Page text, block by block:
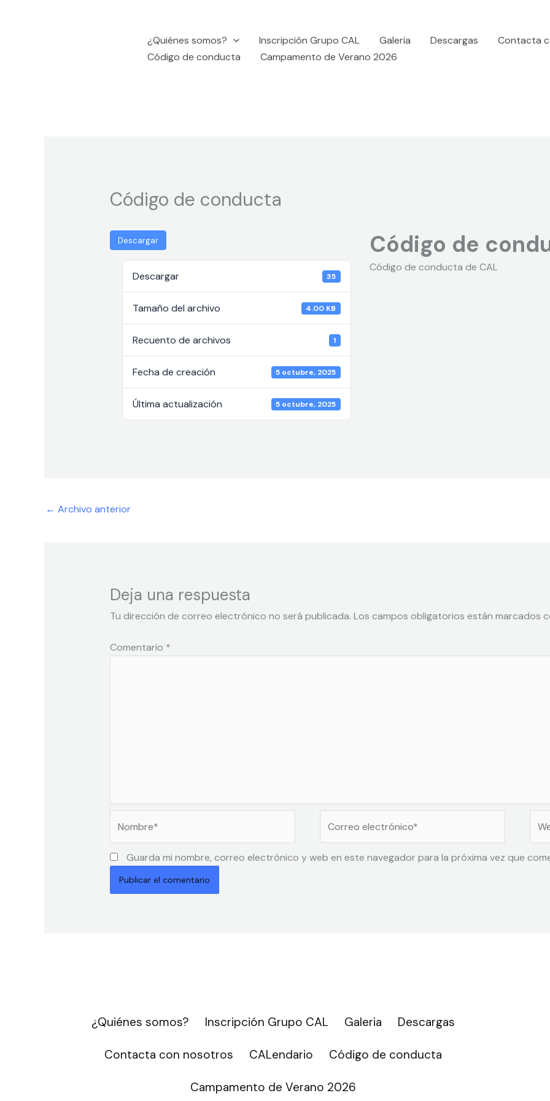
¿Quiénes somos? Inscripción Grupo CAL Galeria Descargas Contacta
Código de conducta
Campamento de Verano 2026
Código de conducta
Descargar
Descargar 35
Tamaño del archivo 4.00 KB
Recuento de archivos 1
Fecha de creación 5 octubre, 2025
Última actualización 5 octubre, 2025
Código de
Código de conducta de CAL
← Archivo anterior
Deja una respuesta
Tu dirección de correo electrónico no será publicada. Los campos obligatorios están marcados
Comentario *
Guarda mi nombre, correo electrónico y web en este navegador para la próxima vez que
¿Quiénes somos? Inscripción Grupo CAL Galeria Descargas
Contacta con nosotros CALendario Código de conducta
Campamento de Verano 2026